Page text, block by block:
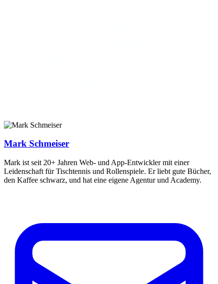
Mark Schmeiser
Mark ist seit 20+ Jahren Web- und App-Entwickler mit einer
Leidenschaft für Tischtennis und Rollenspiele. Er liebt gute Bücher,
den Kaffee schwarz, und hat eine eigene Agentur und Academy.